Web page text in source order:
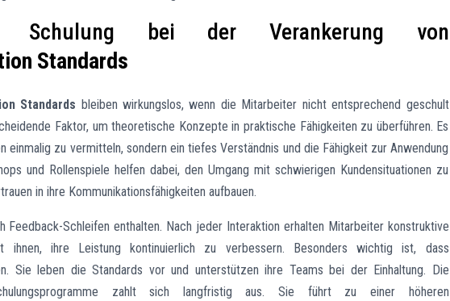
bei der Verankerung von
Standards
Standards bleiben wirkungslos, wenn die Mitarbeiter nicht entsprechend geschult
Faktor, um theoretische Konzepte in praktische Fähigkeiten zu überführen. Es
einmalig zu vermitteln, sondern ein tiefes Verständnis und die Fähigkeit zur Anwendung
und Rollenspiele helfen dabei, den Umgang mit schwierigen Kundensituationen zu
in ihre Kommunikationsfähigkeiten aufbauen.
Feedback-Schleifen enthalten. Nach jeder Interaktion erhalten Mitarbeiter konstruktive
ihnen, ihre Leistung kontinuierlich zu verbessern. Besonders wichtig ist, dass
Sie leben die Standards vor und unterstützen ihre Teams bei der Einhaltung. Die
zahlt sich langfristig aus. Sie führt zu einer höheren